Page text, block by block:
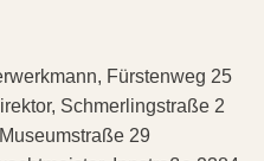
Fürstenweg 25
Schmerlingstraße 2
29